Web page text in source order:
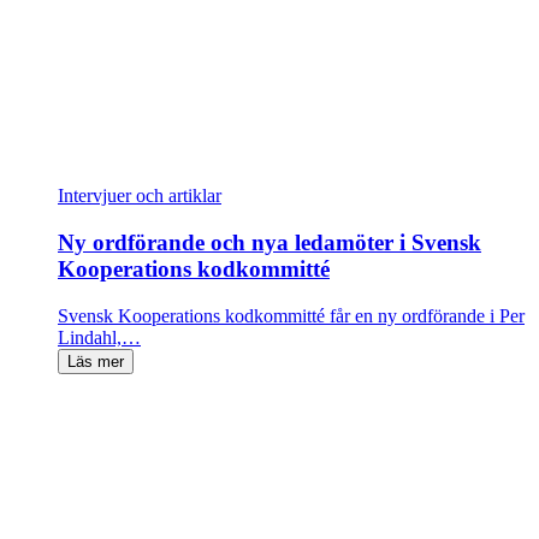
Intervjuer och artiklar
Ny ordförande och nya ledamöter i Svensk
Kooperations kodkommitté
Svensk Kooperations kodkommitté får en ny ordförande i Per
Lindahl,…
Läs mer